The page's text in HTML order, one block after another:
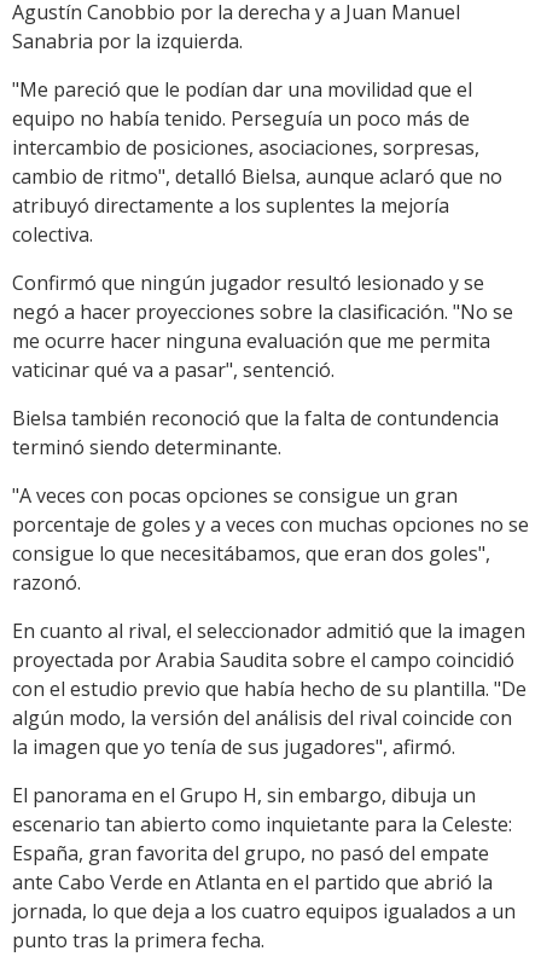
Agustín Canobbio por la derecha y a Juan Manuel
Sanabria por la izquierda.
"Me pareció que le podían dar una movilidad que el
equipo no había tenido. Perseguía un poco más de
intercambio de posiciones, asociaciones, sorpresas,
cambio de ritmo", detalló Bielsa, aunque aclaró que no
atribuyó directamente a los suplentes la mejoría
colectiva.
Confirmó que ningún jugador resultó lesionado y se
negó a hacer proyecciones sobre la clasificación. "No se
me ocurre hacer ninguna evaluación que me permita
vaticinar qué va a pasar", sentenció.
Bielsa también reconoció que la falta de contundencia
terminó siendo determinante.
"A veces con pocas opciones se consigue un gran
porcentaje de goles y a veces con muchas opciones no se
consigue lo que necesitábamos, que eran dos goles",
razonó.
En cuanto al rival, el seleccionador admitió que la imagen
proyectada por Arabia Saudita sobre el campo coincidió
con el estudio previo que había hecho de su plantilla. "De
algún modo, la versión del análisis del rival coincide con
la imagen que yo tenía de sus jugadores", afirmó.
El panorama en el Grupo H, sin embargo, dibuja un
escenario tan abierto como inquietante para la Celeste:
España, gran favorita del grupo, no pasó del empate
ante Cabo Verde en Atlanta en el partido que abrió la
jornada, lo que deja a los cuatro equipos igualados a un
punto tras la primera fecha.